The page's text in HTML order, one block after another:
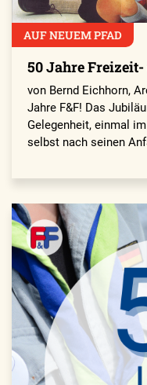
AUF NEUEM PFAD
50 Jahre
von Bernd Eichhorn,
Jahre F&F! Das
Gelegenheit, einmal
selbst nach seinen